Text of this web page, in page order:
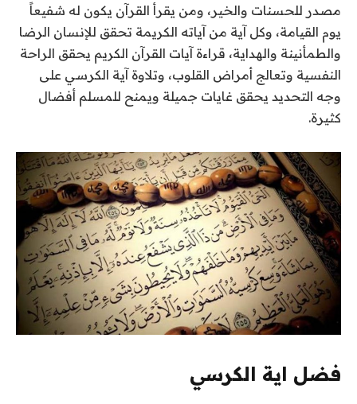
مصدر للحسنات والخير، ومن يقرأ القرآن يكون له شفيعاً
يوم القيامة، وكل آية من آياته الكريمة تحقق للإنسان الرضا
والطمأنينة والهداية، قراءة آيات القرآن الكريم يحقق الراحة
النفسية وتعالج أمراض القلوب، وتلاوة آية الكرسي على
وجه التحديد يحقق غايات جميلة ويمنح للمسلم أفضال
كثيرة.
فضل اية الكرسي